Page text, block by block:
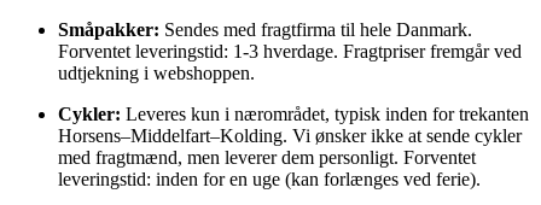
Småpakker: Sendes med fragtfirma til hele Danmark.
Forventet leveringstid: 1-3 hverdage. Fragtpriser fremgår ved
udtjekning i webshoppen.
Cykler: Leveres kun i nærområdet, typisk inden for trekanten
Horsens–Middelfart–Kolding. Vi ønsker ikke at sende cykler
med fragtmænd, men leverer dem personligt. Forventet
leveringstid: inden for en uge (kan forlænges ved ferie).